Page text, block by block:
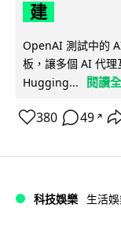
建
OpenAI 測試中的
板，讓多個 AI 代
Hugging...
閱讀
380 49 ↗
科技娛樂 生活